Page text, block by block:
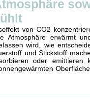
von CO2
Atmosphäre erwärmt
wird, wie
und Stickstoff
oder emittieren